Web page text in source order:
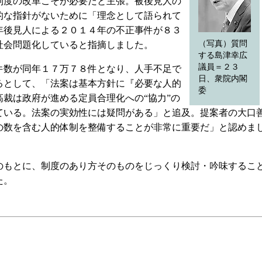
（写真）質問
する島津幸広
議員＝２３
日、衆院内閣
委
指針がないために「理念として語られて
見人による２０１４年の不正事件が８３
問題化していると指摘しました。
が同年１７万７８件となり、人手不足で
して、「法案は基本方針に『必要な人的
は政府が進める定員合理化への“協力”の
る。法案の実効性には疑問がある」と追及。提案者の大口
を含む人的体制を整備することが非常に重要だ」と認めま
とに、制度のあり方そのものをじっくり検討・吟味するこ